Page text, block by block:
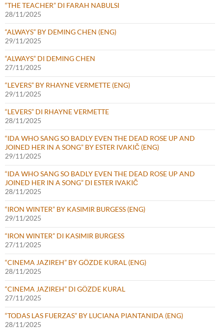
“THE TEACHER” DI FARAH NABULSI
28/11/2025
“ALWAYS” BY DEMING CHEN (ENG)
29/11/2025
“ALWAYS” DI DEMING CHEN
27/11/2025
“LEVERS” BY RHAYNE VERMETTE (ENG)
29/11/2025
“LEVERS” DI RHAYNE VERMETTE
28/11/2025
“IDA WHO SANG SO BADLY EVEN THE DEAD ROSE UP AND
JOINED HER IN A SONG” BY ESTER IVAKIČ (ENG)
29/11/2025
“IDA WHO SANG SO BADLY EVEN THE DEAD ROSE UP AND
JOINED HER IN A SONG” DI ESTER IVAKIČ
28/11/2025
“IRON WINTER” BY KASIMIR BURGESS (ENG)
29/11/2025
“IRON WINTER” DI KASIMIR BURGESS
27/11/2025
“CINEMA JAZIREH” BY GÖZDE KURAL (ENG)
28/11/2025
“CINEMA JAZIREH” DI GÖZDE KURAL
27/11/2025
“TODAS LAS FUERZAS” BY LUCIANA PIANTANIDA (ENG)
28/11/2025